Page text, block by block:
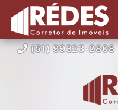
(51) 99323-2808